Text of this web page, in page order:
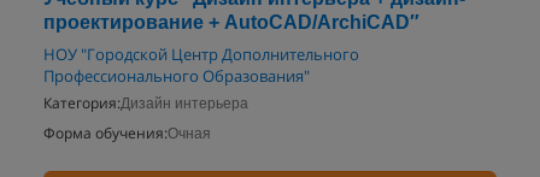
проектирование + AutoCAD/ArchiCAD″
НОУ "Городской Центр Дополнительного
Профессионального Образования"
Категория:Дизайн интерьера
Форма обучения:Очная